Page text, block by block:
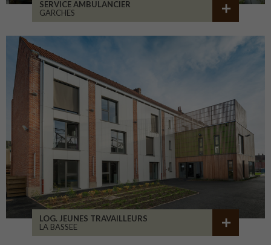
SERVICE AMBULANCIER
GARCHES
LOG. JEUNES TRAVAILLEURS
LA BASSEE